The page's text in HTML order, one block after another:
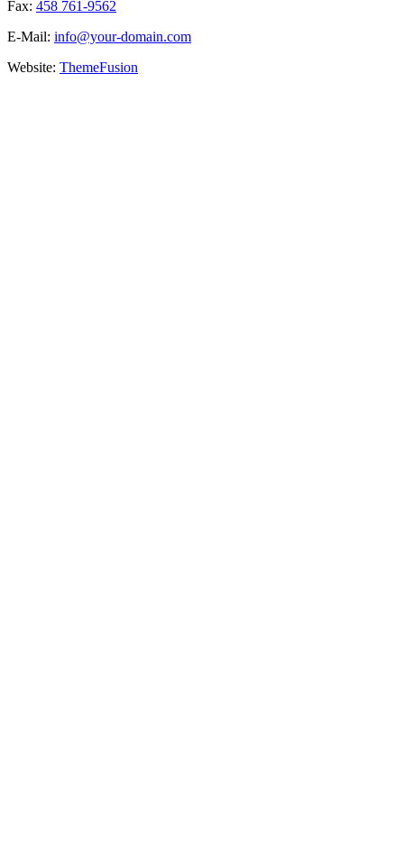
Fax: 458 761-9562
E-Mail: info@your-domain.com
Website: ThemeFusion